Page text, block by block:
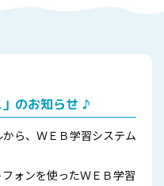
のお知らせ ♪
ら、ＷＥＢ学習システム
ォンを使ったＷＥＢ学習